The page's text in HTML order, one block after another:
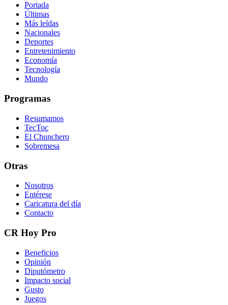
Portada
Últimas
Más leídas
Nacionales
Deportes
Entretenimiento
Economía
Tecnología
Mundo
Programas
Resumamos
TecToc
El Chunchero
Sobremesa
Otras
Nosotros
Entérese
Caricatura del día
Contacto
CR Hoy Pro
Beneficios
Opinión
Diputómetro
Impacto social
Gusto
Juegos